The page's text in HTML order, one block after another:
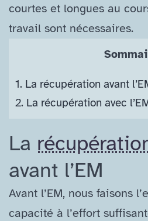
courtes et longues au
travail sont nécessaires.
1. La récupération avant
2. La récupération avec
La
avant l’EM
Avant l’EM, nous faisons
capacité à l’effort